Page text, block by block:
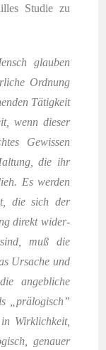
Stu­die zu
glau­ben
Ord­nung
Tätig­keit
wenn die­ser
Gewis­sen
die ihr
Es wer­den
die sich der
direkt wider­
muß die
Ursa­che und
angeb­li­che
„prä­lo­gisch”
Wirk­lich­keit,
genau­er